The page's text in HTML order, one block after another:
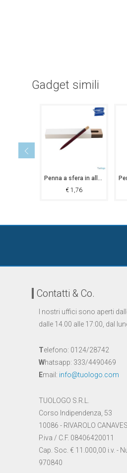
Gadget simili
Penna a sfera in alluminio Lova
€1,76
Contatti & Co.
I nostri uffici sono aperti
dalle 14.00 alle 17:00, dal
Telefono: 0124/28742
Whatsapp: 333/4490469
Email: info@tuologo.com
TUOLOGO S.R.L.
Corso Indipendenza, 53
10086 - RIVAROLO
P.iva / C.F. 08406420011
Cap. Soc. € 11.000,00 i.v. -
970840